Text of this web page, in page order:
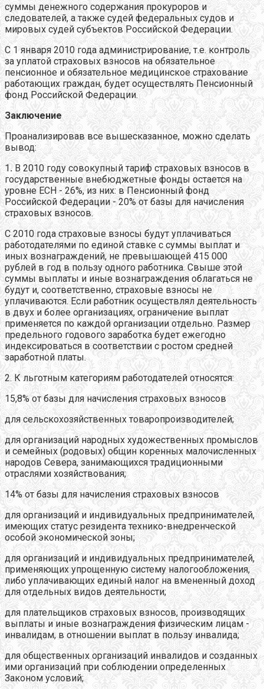
суммы денежного содержания прокуроров и
следователей, а также судей федеральных судов и
мировых судей субъектов Российской Федерации.
С 1 января 2010 года администрирование, т.е. контроль
за уплатой страховых взносов на обязательное
пенсионное и обязательное медицинское страхование
работающих граждан, будет осуществлять Пенсионный
фонд Российской Федерации.
Заключение
Проанализировав все вышесказанное, можно сделать
вывод:
1. В 2010 году совокупный тариф страховых взносов в
государственные внебюджетные фонды остается на
уровне ЕСН - 26%, из них: в Пенсионный фонд
Российской Федерации - 20% от базы для начисления
страховых взносов.
С 2010 года страховые взносы будут уплачиваться
работодателями по единой ставке с суммы выплат и
иных вознаграждений, не превышающей 415 000
рублей в год в пользу одного работника. Свыше этой
суммы выплаты и иные вознаграждения облагаться не
будут и, соответственно, страховые взносы не
уплачиваются. Если работник осуществлял деятельность
в двух и более организациях, ограничение выплат
применяется по каждой организации отдельно. Размер
предельного годового заработка будет ежегодно
индексироваться в соответствии с ростом средней
заработной платы.
2. К льготным категориям работодателей относятся:
15,8% от базы для начисления страховых взносов
для сельскохозяйственных товаропроизводителей;
для организаций народных художественных промыслов
и семейных (родовых) общин коренных малочисленных
народов Севера, занимающихся традиционными
отраслями хозяйствования;
14% от базы для начисления страховых взносов
для организаций и индивидуальных предпринимателей,
имеющих статус резидента технико-внедренческой
особой экономической зоны;
для организаций и индивидуальных предпринимателей,
применяющих упрощенную систему налогообложения,
либо уплачивающих единый налог на вмененный доход
для отдельных видов деятельности;
для плательщиков страховых взносов, производящих
выплаты и иные вознаграждения физическим лицам -
инвалидам, в отношении выплат в пользу инвалида;
для общественных организаций инвалидов и созданных
ими организаций при соблюдении определенных
Законом условий;